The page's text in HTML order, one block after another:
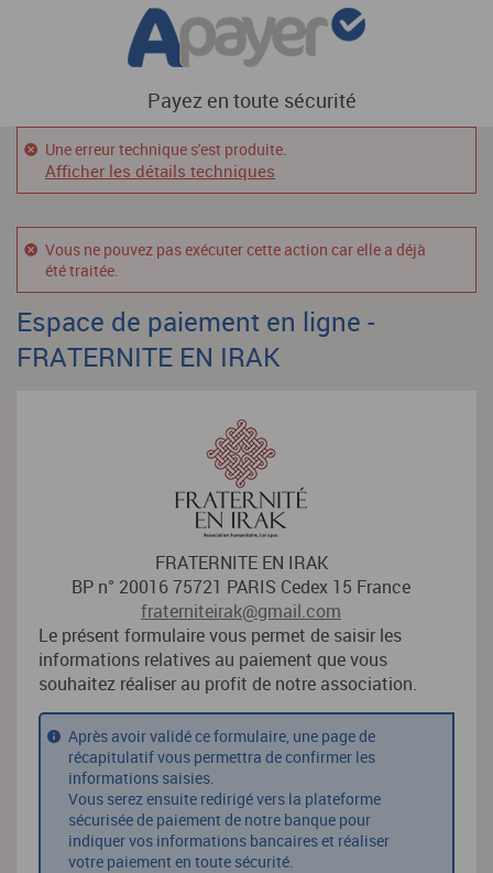
Payez en toute sécurité
Une erreur technique s'est produite.
Afficher les détails techniques
Vous ne pouvez pas exécuter cette action car elle a déjà
été traitée.
Espace de paiement en ligne -
FRATERNITE EN IRAK
FRATERNITE EN IRAK
BP n° 20016 75721 PARIS Cedex 15 France
fraterniteirak@gmail.com
Le présent formulaire vous permet de saisir les
informations relatives au paiement que vous
souhaitez réaliser au profit de notre association.
Après avoir validé ce formulaire, une page de
récapitulatif vous permettra de confirmer les
informations saisies.
Vous serez ensuite redirigé vers la plateforme
sécurisée de paiement de notre banque pour
indiquer vos informations bancaires et réaliser
votre paiement en toute sécurité.